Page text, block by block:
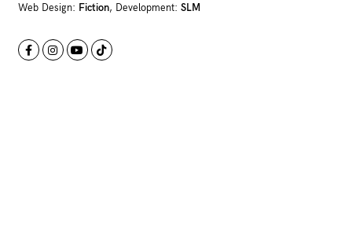
Web Design: Fiction, Development: SLM